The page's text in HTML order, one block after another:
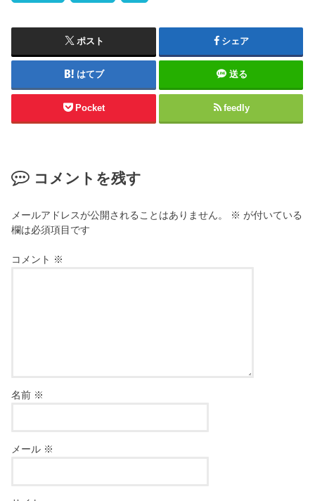
ポスト シェア
はてブ 送る
Pocket feedly
コメントを残す
メールアドレスが公開されることはありません。 ※ が付いている
欄は必須項目です
コメント ※
名前 ※
メール ※